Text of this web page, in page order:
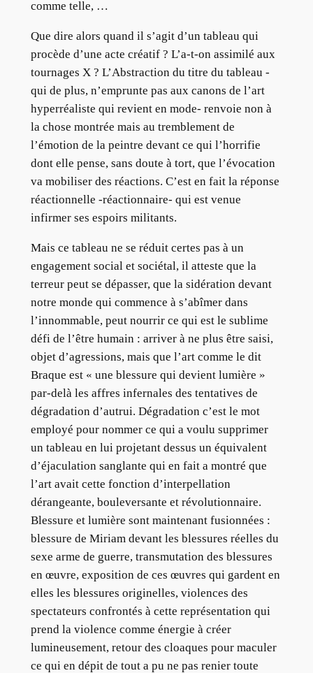
comme telle, …
Que dire alors quand il s’agit d’un tableau qui
procède d’une acte créatif ? L’a-t-on assimilé aux
tournages X ? L’Abstraction du titre du tableau -
qui de plus, n’emprunte pas aux canons de l’art
hyperréaliste qui revient en mode- renvoie non à
la chose montrée mais au tremblement de
l’émotion de la peintre devant ce qui l’horrifie
dont elle pense, sans doute à tort, que l’évocation
va mobiliser des réactions. C’est en fait la réponse
réactionnelle -réactionnaire- qui est venue
infirmer ses espoirs militants.
Mais ce tableau ne se réduit certes pas à un
engagement social et sociétal, il atteste que la
terreur peut se dépasser, que la sidération devant
notre monde qui commence à s’abîmer dans
l’innommable, peut nourrir ce qui est le sublime
défi de l’être humain : arriver à ne plus être saisi,
objet d’agressions, mais que l’art comme le dit
Braque est « une blessure qui devient lumière »
par-delà les affres infernales des tentatives de
dégradation d’autrui. Dégradation c’est le mot
employé pour nommer ce qui a voulu supprimer
un tableau en lui projetant dessus un équivalent
d’éjaculation sanglante qui en fait a montré que
l’art avait cette fonction d’interpellation
dérangeante, bouleversante et révolutionnaire.
Blessure et lumière sont maintenant fusionnées :
blessure de Miriam devant les blessures réelles du
sexe arme de guerre, transmutation des blessures
en œuvre, exposition de ces œuvres qui gardent en
elles les blessures originelles, violences des
spectateurs confrontés à cette représentation qui
prend la violence comme énergie à créer
lumineusement, retour des cloaques pour maculer
ce qui en dépit de tout a pu ne pas renier toute